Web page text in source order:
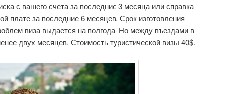
с вашего счета за последние 3 месяца или справка
плате за последние 6 месяцев. Срок изготовления
виза выдается на полгода. Но между въездами в
двух месяцев. Стоимость туристической визы 40$.